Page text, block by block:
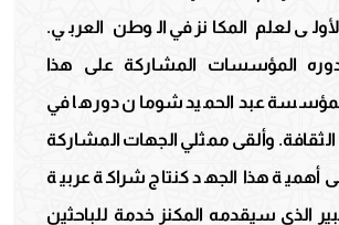
الأولى لعلم المكانز في الوطن العربي.
المؤسسات المشاركة على هذا
لمؤسسة عبد الحميد شومان دورها في
وألقى ممثلي الجهات المشاركة
أهمية هذا الجهد كنتاج شراكة عربية
الذي سيقدمه المكنز خدمة للباحثين